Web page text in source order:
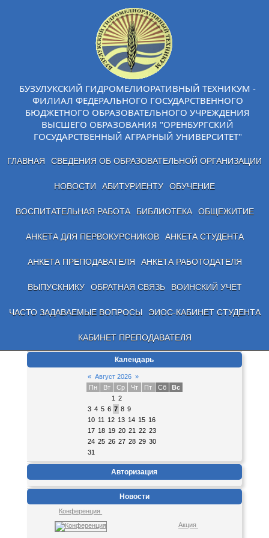
БУЗУЛУКСКИЙ ГИДРОМЕЛИОРАТИВНЫЙ ТЕХНИКУМ -
ФИЛИАЛ ФЕДЕРАЛЬНОГО ГОСУДАРСТВЕННОГО
БЮДЖЕТНОГО ОБРАЗОВАТЕЛЬНОГО УЧРЕЖДЕНИЯ
ВЫСШЕГО ОБРАЗОВАНИЯ "ОРЕНБУРГСКИЙ
ГОСУДАРСТВЕННЫЙ АГРАРНЫЙ УНИВЕРСИТЕТ"
ГЛАВНАЯ СВЕДЕНИЯ ОБ ОБРАЗОВАТЕЛЬНОЙ ОРГАНИЗАЦИИ
НОВОСТИ АБИТУРИЕНТУ ОБУЧЕНИЕ
ВОСПИТАТЕЛЬНАЯ РАБОТА БИБЛИОТЕКА ОБЩЕЖИТИЕ
АНКЕТА ДЛЯ ПЕРВОКУРСНИКОВ АНКЕТА СТУДЕНТА
АНКЕТА ПРЕПОДАВАТЕЛЯ АНКЕТА РАБОТОДАТЕЛЯ
ВЫПУСКНИКУ ОБРАТНАЯ СВЯЗЬ ВОИНСКИЙ УЧЕТ
ЧАСТО ЗАДАВАЕМЫЕ ВОПРОСЫ ЭИОС-КАБИНЕТ СТУДЕНТА
КАБИНЕТ ПРЕПОДАВАТЕЛЯ
Календарь
« Август 2026 »
Пн
Вт Ср Чт Пт Сб
Вс
1 2
3 4 5 6 7 8 9
10 11 12 13 14 15 16
17 18 19 20 21 22 23
24 25 26 27 28 29 30
31
Авторизация
Новости
Конференция
Акция